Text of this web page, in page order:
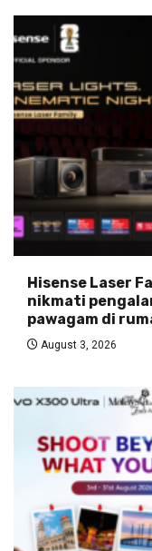
Hisense Laser
nikmati
pawagam di
August 3, 2026